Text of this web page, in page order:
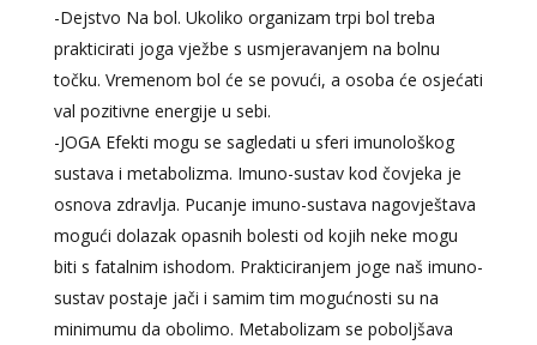
-Dejstvo Na bol. Ukoliko organizam trpi bol treba
prakticirati joga vježbe s usmjeravanjem na bolnu
točku. Vremenom bol će se povući, a osoba će osjećati
val pozitivne energije u sebi.
-JOGA Efekti mogu se sagledati u sferi imunološkog
sustava i metabolizma. Imuno-sustav kod čovjeka je
osnova zdravlja. Pucanje imuno-sustava nagovještava
mogući dolazak opasnih bolesti od kojih neke mogu
biti s fatalnim ishodom. Prakticiranjem joge naš imuno-
sustav postaje jači i samim tim mogućnosti su na
minimumu da obolimo. Metabolizam se poboljšava